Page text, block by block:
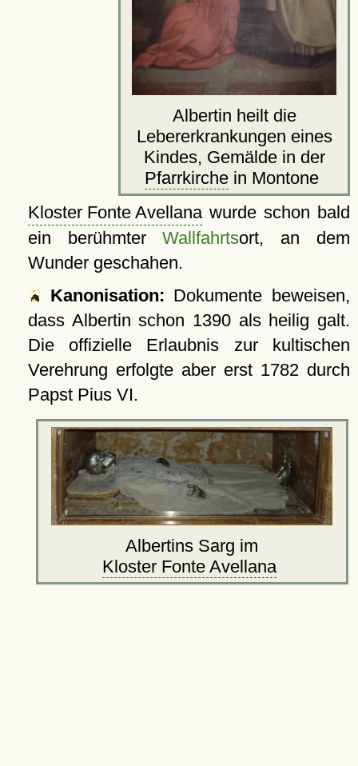
Albertin heilt die
Lebererkrankungen eines
Kindes, Gemälde in der
Pfarrkirche in Montone
Kloster Fonte Avellanawurde schon bald
ein berühmterWallfahrtsort, an dem
Wunder geschahen.
Kanonisation: Dokumente beweisen,
dass Albertin schon 1390 als heilig galt.
Die offizielle Erlaubnis zur kultischen
Verehrung erfolgte aber erst 1782 durch
Papst Pius VI.
Albertins Sarg im
Kloster Fonte Avellana